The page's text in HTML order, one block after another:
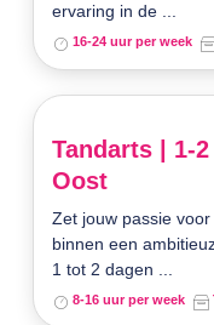
ervaring in de ...
16-24 uur per week
Tandarts | 1-
Oost
Zet jouw passie
binnen een
1 tot 2 dagen ...
8-16 uur per week